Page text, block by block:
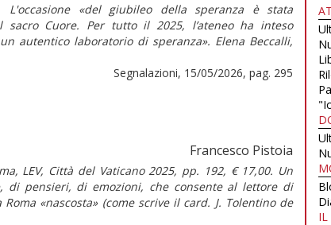
«del giubileo della speranza è stata
sacro Cuore. Per tutto il 2025, l’ateneo ha inteso
autentico laboratorio di speranza». Elena Beccalli,
Segnalazioni, 15/05/2026, pag. 295
Francesco Pistoia
LEV, Città del Vaticano 2025, pp. 192, € 17,00. Un
di pensieri, di emozioni, che consente al lettore di
«nascosta» (come scrive il card. J. Tolentino de
IL